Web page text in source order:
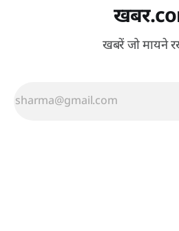
खबरें जो मायने